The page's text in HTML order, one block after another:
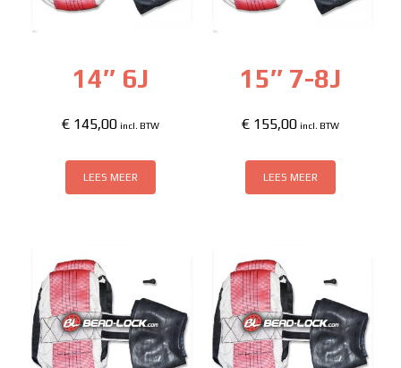
14″ 6J
€145,00 incl. BTW
LEES MEER
15″ 7-8J
€ 155,00 incl. BTW
LEES MEER